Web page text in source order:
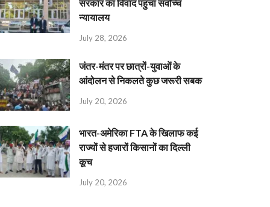
सरकार का विवाद पहुंचा सर्वोच्च
न्यायालय
July 28, 2026
जंतर-मंतर पर छात्रों-युवाओं के
आंदोलन से निकलते कुछ जरूरी सबक
July 20, 2026
भारत-अमेरिका FTA के खिलाफ कई
राज्यों से हजारों किसानों का दिल्ली
कूच
July 20, 2026